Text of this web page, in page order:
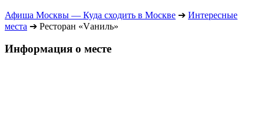
Афиша Москвы — Куда сходить в Москве ➔ Интересные
места ➔ Ресторан «Vаниль»
Информация о месте